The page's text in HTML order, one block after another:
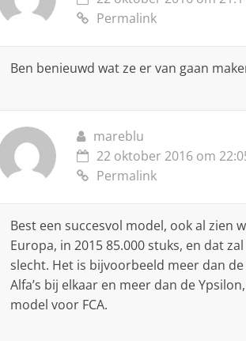
Permalink
Ben benieuwd wat ze er van gaan
mareblu
22 oktober 2016 om
Permalink
Best een succesvol model, ook al zien
Europa, in 2015 85.000 stuks, en dat
slecht. Het is bijvoorbeeld meer dan
Alfa’s bij elkaar en meer dan de
model voor FCA.